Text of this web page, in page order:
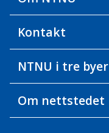
Kontakt
NTNU i tre byer
Om nettstedet